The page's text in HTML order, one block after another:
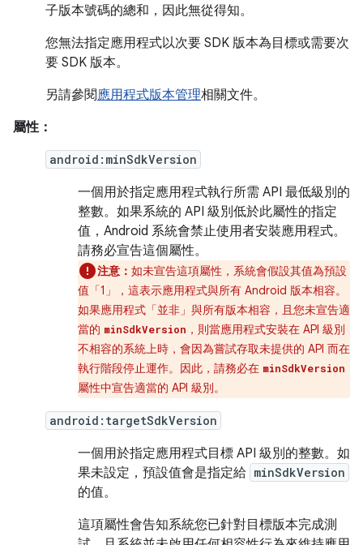
子版本號碼的總和，因此無從得知。
您無法指定應用程式以次要 SDK 版本為目標或需要次
要 SDK 版本。
另請參閱應用程式版本管理相關文件。
屬性：
android:minSdkVersion
一個用於指定應用程式執行所需 API 最低級別的
整數。如果系統的 API 級別低於此屬性的指定
值，Android 系統會禁止使用者安裝應用程式。
請務必宣告這個屬性。
注意： 如未宣告這項屬性，系統會假設其值為預設
值「1」，這表示應用程式與所有 Android 版本相容。
如果應用程式「並非」 與所有版本相容，且您未宣告適
當的 minSdkVersion ，則當應用程式安裝在 API 級別
不相容的系統上時，會因為嘗試存取未提供的 API 而在
執行階段停止運作。因此，請務必在 minSdkVersion
屬性中宣告適當的 API 級別。
android:targetSdkVersion
一個用於指定應用程式目標 API 級別的整數。如
果未設定，預設值會是指定給 minSdkVersion
的值。
這項屬性會告知系統您已針對目標版本完成測